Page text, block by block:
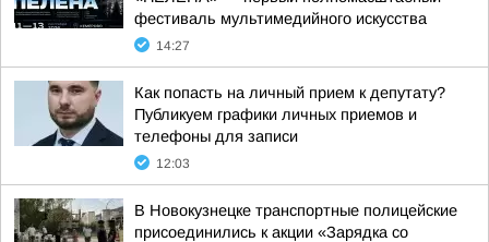
фестиваль мультимедийного искусства
14:27
Как попасть на личный прием к депутату?
Публикуем графики личных приемов и
телефоны для записи
12:03
В Новокузнецке транспортные полицейские
присоединились к акции «Зарядка со